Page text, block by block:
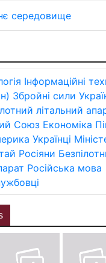
середовище
Інформаційні
Збройні сили
літальний
Союз Економіка
Українці
Росіяни
Російська мова